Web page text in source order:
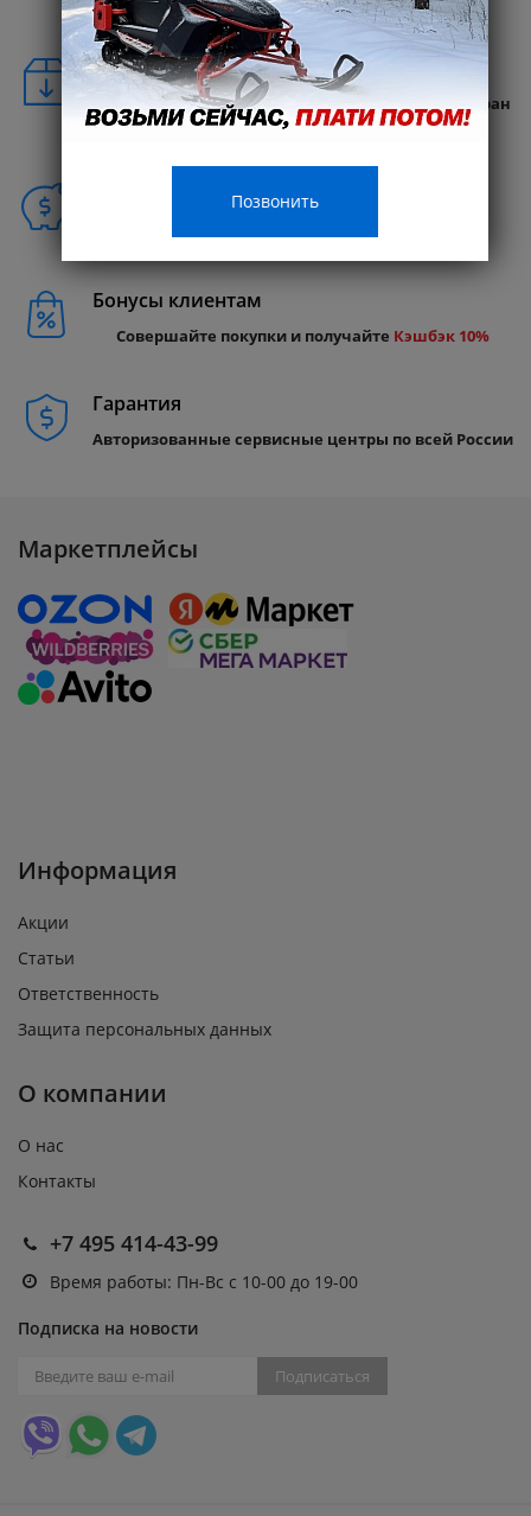
Удобная доставка
Бесплатная доставка в любую точку России и стран
СНГ
Способы покупки
Бонусы клиентам
Совершайте покупки и получайте Кэшбэк 10%
Гарантия
Авторизованные сервисные центры по всей России
Маркетплейсы
Информация
Акции
Статьи
Ответственность
Защита персональных данных
О компании
О нас
Контакты
+7 495 414-43-99
Время работы: Пн-Вс с 10-00 до 19-00
Подписка на новости
Подписаться
Позвонить